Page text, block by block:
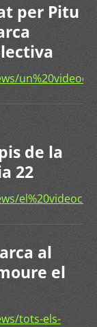
per Pitu
de la
22
al
el
tots-els-